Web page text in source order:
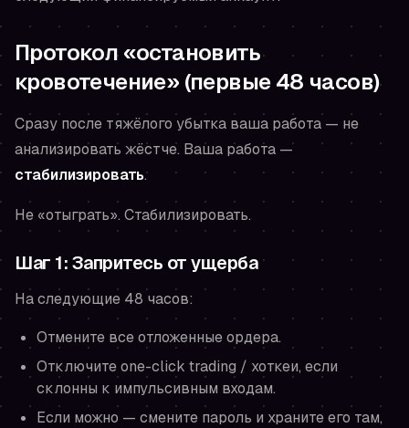
Протокол «остановить
кровотечение» (первые 48 часов)
Сразу после тяжёлого убытка ваша работа — не
анализировать жёстче. Ваша работа —
стабилизировать.
Не «отыграть». Стабилизировать.
Шаг 1: Запритесь от ущерба
На следующие 48 часов:
Отмените все отложенные ордера.
Отключите one-click trading / хоткеи, если
склонны к импульсивным входам.
Если можно — смените пароль и храните его там,